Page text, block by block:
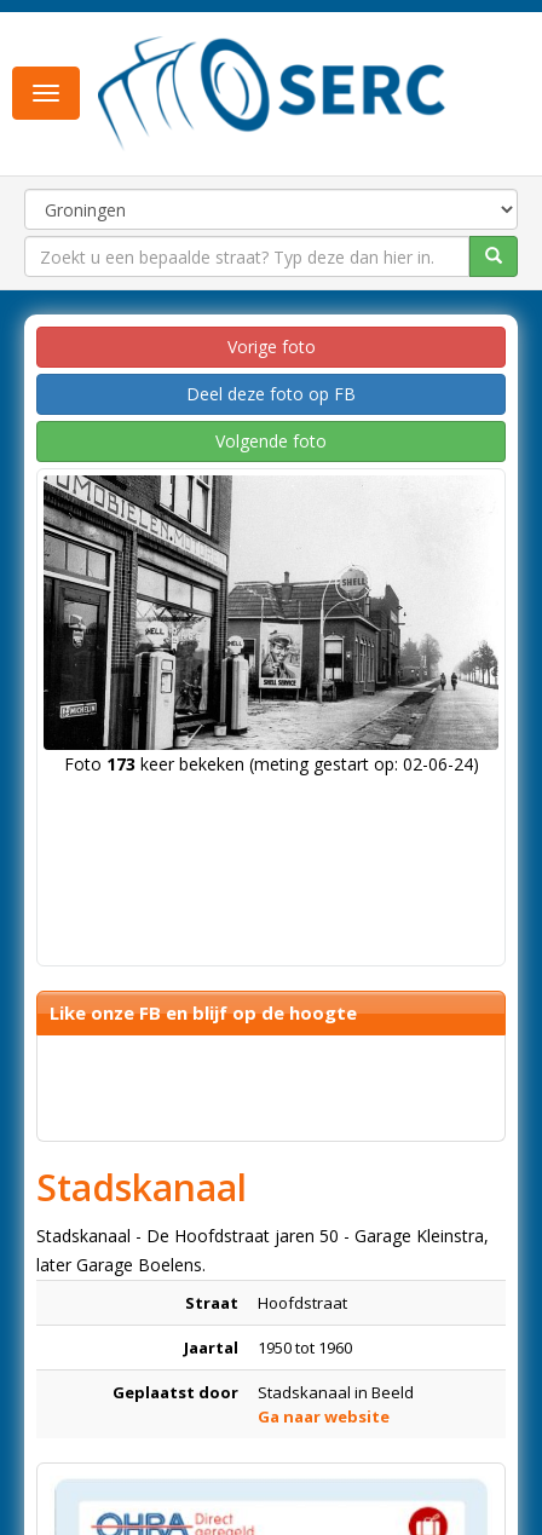
Toggle
navigation
Vorige foto
Deel deze foto op FB
Volgende foto
Foto 173 keer bekeken (meting gestart op: 02-06-24)
Like onze FB en blijf op de hoogte
Stadskanaal
Stadskanaal - De Hoofdstraat jaren 50 - Garage Kleinstra,
later Garage Boelens.
Straat Hoofdstraat
Jaartal 1950 tot 1960
Geplaatst door
Stadskanaal in Beeld
Ga naar website